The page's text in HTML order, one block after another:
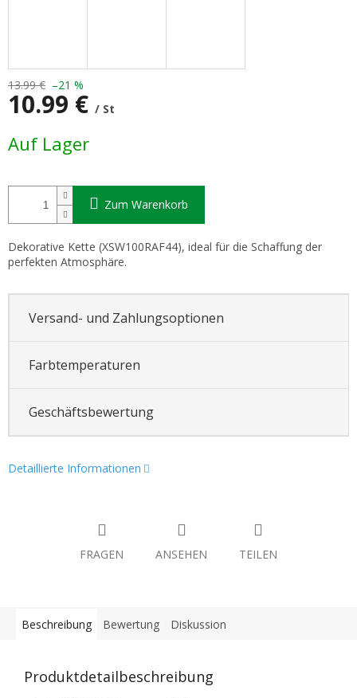
13.99 € –21 %
10.99 € / St
Auf Lager
Zum Warenkorb
Dekorative Kette (XSW100RAF44), ideal für die Schaffung der
perfekten Atmosphäre.
Versand- und Zahlungsoptionen
Farbtemperaturen
Geschäftsbewertung
Detaillierte Informationen
FRAGEN ANSEHEN TEILEN
Beschreibung Bewertung Diskussion
Produktdetailbeschreibung